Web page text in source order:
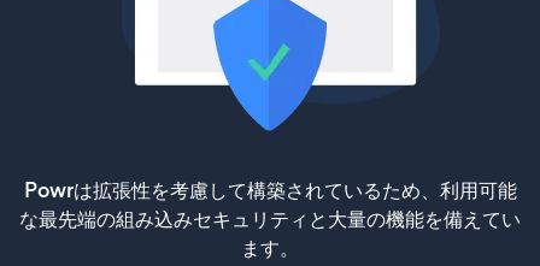
Powrは拡張性を考慮して構築されているため、利用可能
な最先端の組み込みセキュリティと大量の機能を備えてい
ます。